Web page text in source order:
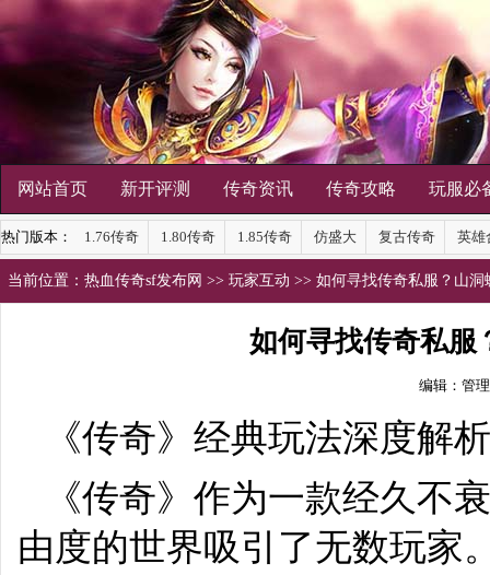
网站首页 新开评测 传奇资讯 传奇攻略 玩服必
热门版本： 1.76传奇 1.80传奇 1.85传奇 仿盛大 复古传奇 英雄
当前位置： 热血传奇sf发布网 >> 玩家互动 >> 如何寻找传奇私服？山
如何寻找传奇私服
编辑：管
《传奇》经典玩法深度解
《传奇》作为一款经久不
由度的世界吸引了无数玩家